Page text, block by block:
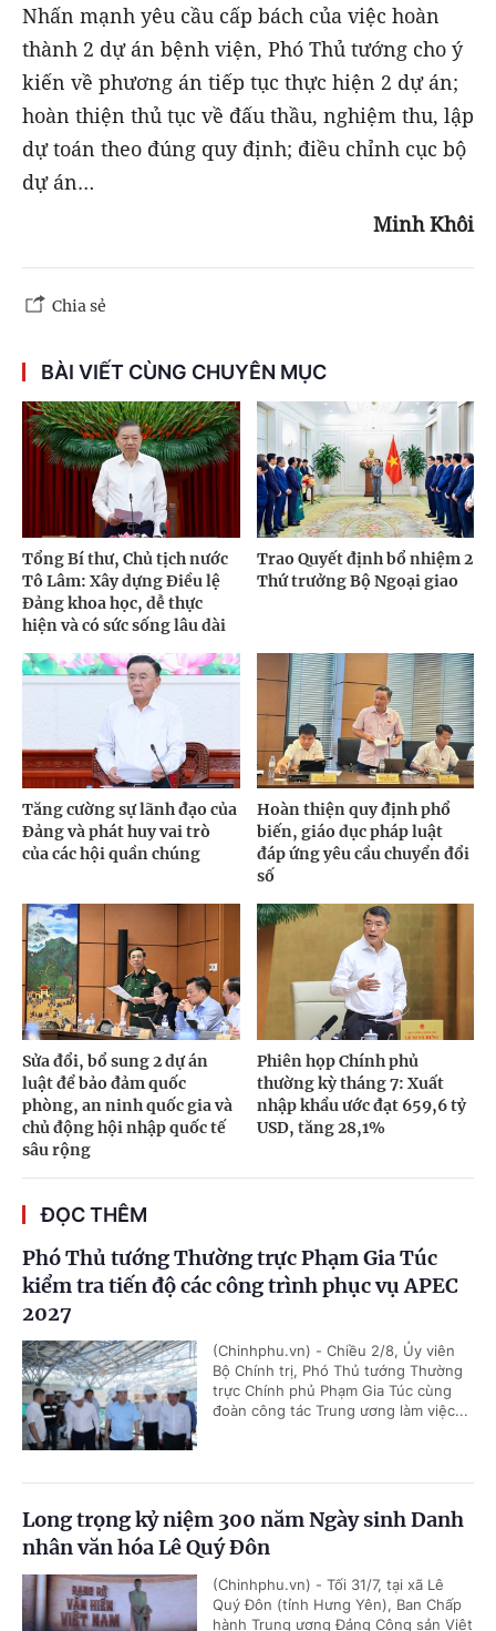
Nhấn mạnh yêu cầu cấp bách của việc hoàn
thành 2 dự án bệnh viện, Phó Thủ tướng cho ý
kiến về phương án tiếp tục thực hiện 2 dự án;
hoàn thiện thủ tục về đấu thầu, nghiệm thu, lập
dự toán theo đúng quy định; điều chỉnh cục bộ
dự án…
Minh Khôi
Chia sẻ
BÀI VIẾT CÙNG CHUYÊN MỤC
Tổng Bí thư, Chủ tịch nước
Tô Lâm: Xây dựng Điều lệ
Đảng khoa học, dễ thực
hiện và có sức sống lâu dài
Trao Quyết định bổ nhiệm 2
Thứ trưởng Bộ Ngoại giao
Tăng cường sự lãnh đạo của
Đảng và phát huy vai trò
của các hội quần chúng
Hoàn thiện quy định phổ
biến, giáo dục pháp luật
đáp ứng yêu cầu chuyển đổi
số
Sửa đổi, bổ sung 2 dự án
luật để bảo đảm quốc
phòng, an ninh quốc gia và
chủ động hội nhập quốc tế
sâu rộng
Phiên họp Chính phủ
thường kỳ tháng 7: Xuất
nhập khẩu ước đạt 659,6 tỷ
USD, tăng 28,1%
ĐỌC THÊM
Phó Thủ tướng Thường trực Phạm Gia Túc
kiểm tra tiến độ các công trình phục vụ APEC
2027
(Chinhphu.vn) - Chiều 2/8, Ủy viên
Bộ Chính trị, Phó Thủ tướng Thường
trực Chính phủ Phạm Gia Túc cùng
đoàn công tác Trung ương làm việc...
Long trọng kỷ niệm 300 năm Ngày sinh Danh
nhân văn hóa Lê Quý Đôn
(Chinhphu.vn) - Tối 31/7, tại xã Lê
Quý Đôn (tỉnh Hưng Yên), Ban Chấp
hành Trung ương Đảng Cộng sản Việt